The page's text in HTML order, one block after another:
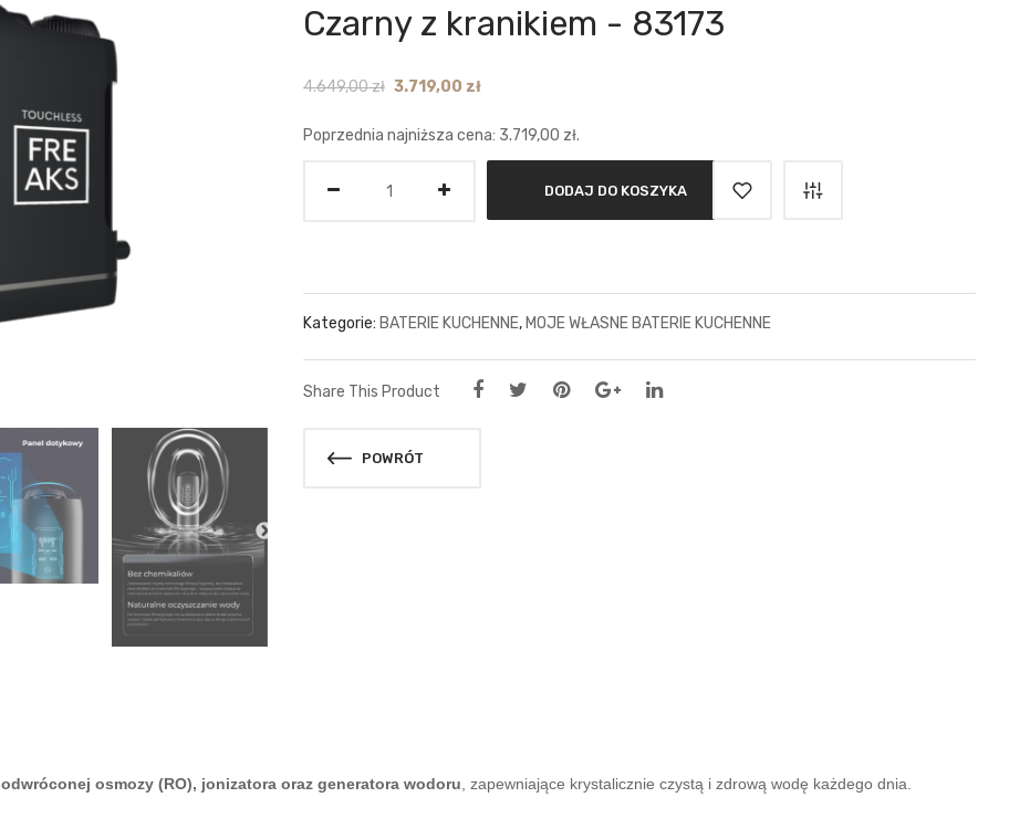
Czarny z kranikiem - 83173
4.649,00zł Original
was:
3.719,00 złCurrent
is:
3.719,00 zł.
Poprzednia najniższa cena: 3.719,00 zł.
DODAJ DO KOSZYKA
Kategorie: BATERIE KUCHENNE, MOJE WŁASNE BATERIE KUCHENNE
Share This Product
POWRÓT
odwróconej osmozy (RO), jonizatora oraz generatora wodoru, zapewniające krystalicznie czystą i zdrową wodę każdego dnia.